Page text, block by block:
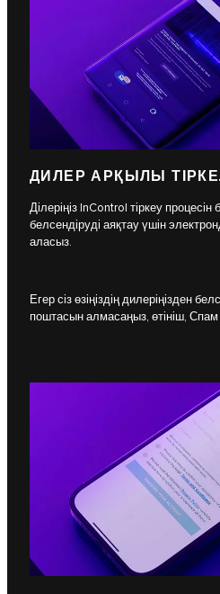
ДИЛЕР АРҚЫЛЫ
Ділеріңіз InControl тіркеу процесін
белсендіруді аяқтау үшін
аласыз.
Егер сіз өзіңіздің дилеріңізден
поштасын алмасаңыз, өтініш, Спам